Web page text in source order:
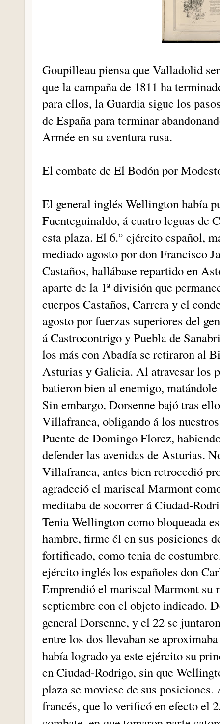
Goupilleau piensa que Valladolid
que la campaña de 1811 ha
para ellos, la Guardia sigue los
de España para terminar
Armée en su aventura rusa.
El combate de El Bodón por
El general inglés Wellington había
Fuenteguinaldo, á cuatro leguas de
esta plaza. El 6.° ejército español,
mediado agosto por don Francisco
Castaños, hallábase repartido en
aparte de la 1ª división que
cuerpos Castaños, Carrera y el
agosto por fuerzas superiores del
á Castrocontrigo y Puebla de
los más con Abadía se retiraron al
Asturias y Galicia. Al atravesar los
batieron bien al enemigo,
Sin embargo, Dorsenne bajó tras
Villafranca, obligando á los
Puente de Domingo Florez,
defender las avenidas de Asturias.
Villafranca, antes bien retrocedió
agradeció el mariscal Marmont
meditaba de socorrer á Ciudad-
Tenia Wellington como bloqueada
hambre, firme él en sus posiciones
fortificado, como tenia de
ejército inglés los españoles don
Emprendió el mariscal Marmont su
septiembre con el objeto indicado.
general Dorsenne, y el 22 se
entre los dos llevaban se
había logrado ya este ejército su
en Ciudad-Rodrigo, sin que
plaza se moviese de sus
francés, que lo verificó en efecto el